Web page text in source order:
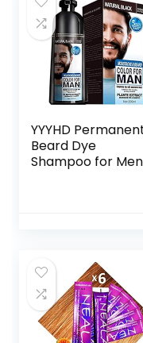
YYYHD
Beard Dye
Shampoo for Men